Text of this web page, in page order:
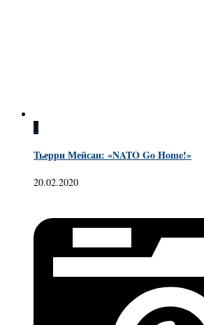
0
Тьерри Мейсан: «NATO Go Home!»
20.02.2020